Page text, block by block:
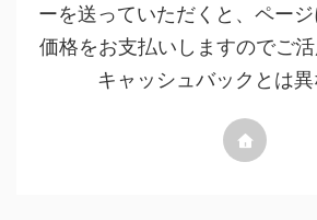
ーを送っていただくと、ペー
価格をお支払いしますのでご
キャッシュバックとは